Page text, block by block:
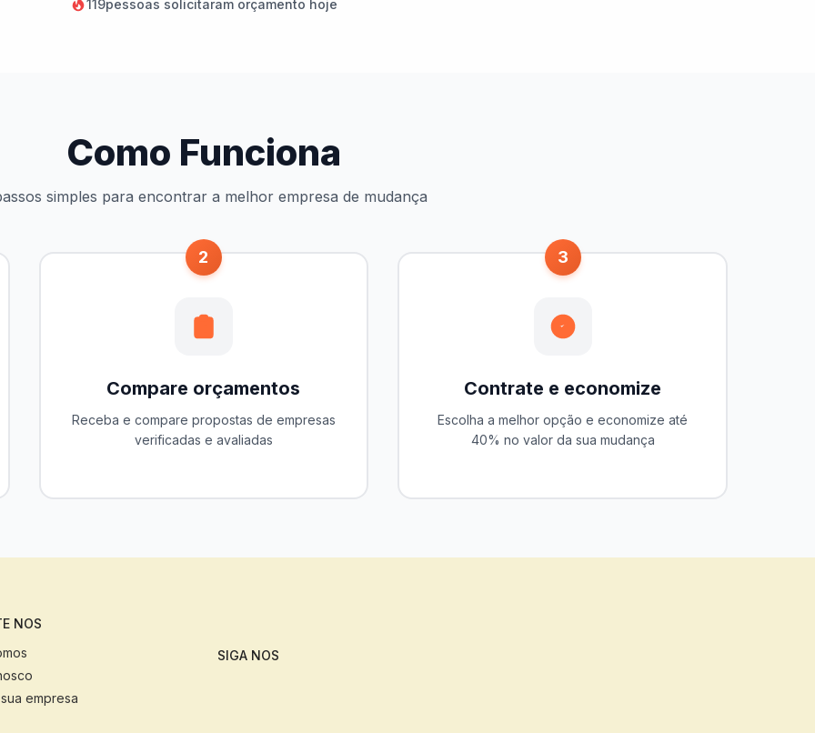
119pessoas solicitaram orçamento hoje
Como Funciona
simples para encontrar a melhor empresa de mudança
2
Compare orçamentos
Receba e compare propostas de empresas
verificadas e avaliadas
3
Contrate e economize
Escolha a melhor opção e economize até
40% no valor da sua mudança
NOS
empresa
SIGA NOS